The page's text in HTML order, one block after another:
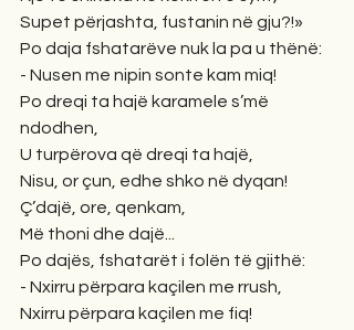
Supet përjashta, fustanin në gju?!»
Po daja fshatarëve nuk la pa u thënë:
- Nusen me nipin sonte kam miq!
Po dreqi ta hajë karamele s’më
ndodhen,
U turpërova që dreqi ta hajë,
Nisu, or çun, edhe shko në dyqan!
Ç’dajë, ore, qenkam,
Më thoni dhe dajë...
Po dajës, fshatarët i folën të gjithë:
- Nxirru përpara kaçilen me rrush,
Nxirru përpara kaçilen me fiq!